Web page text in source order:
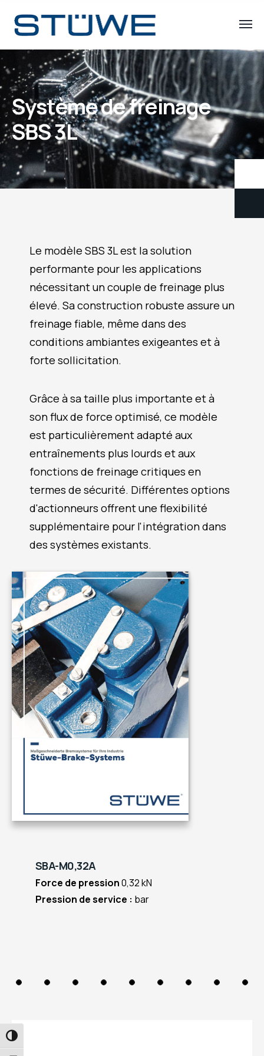
PASSER EN CONTRASTE ÉLEVÉ
Système de freinage
SBS 3L
Le modèle SBS 3L est la solution
performante pour les applications
nécessitant un couple de freinage plus
élevé. Sa construction robuste assure un
freinage fiable, même dans des
conditions ambiantes exigeantes et à
forte sollicitation.
Grâce à sa taille plus importante et à
son flux de force optimisé, ce modèle
est particulièrement adapté aux
entraînements plus lourds et aux
fonctions de freinage critiques en
termes de sécurité. Différentes options
d'actionneurs offrent une flexibilité
supplémentaire pour l'intégration dans
des systèmes existants.
SBA-M0,32A
Force de pression0,32 kN
Pression de service : bar